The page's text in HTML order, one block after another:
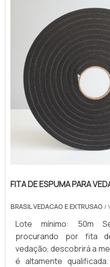
que não desbotam ou
SOBRE FITA DE ESPUMA
FITA DE ESPUMA PARA
BRASIL VEDACAO E EXTRUSAO /
Lote mínimo: 50m
procurando por fita
vedação, descobrirá a
é altamente